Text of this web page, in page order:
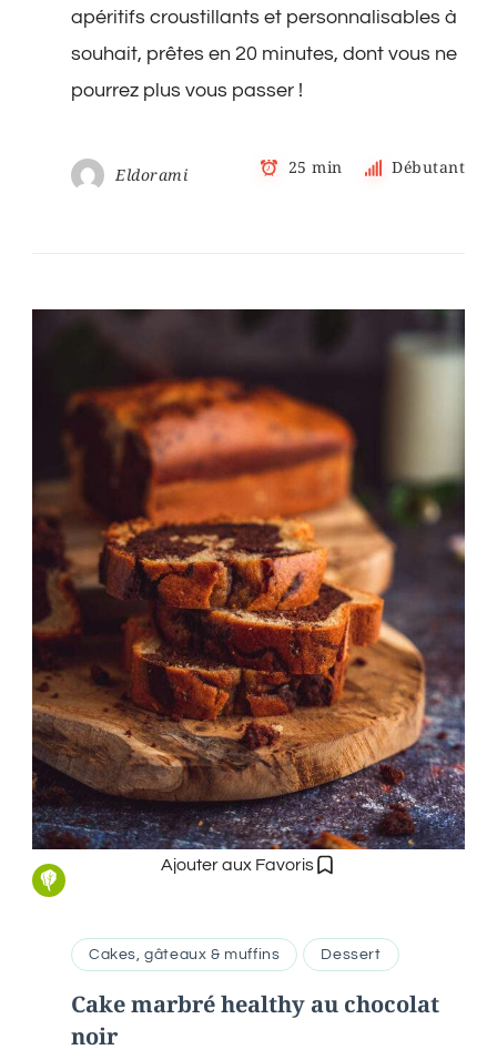
apéritifs croustillants et personnalisables à
souhait, prêtes en 20 minutes, dont vous ne
pourrez plus vous passer !
Eldorami 25 min Débutant
Ajouter aux Favoris
Cakes, gâteaux & muffins Dessert
Cake marbré healthy au chocolat
noir